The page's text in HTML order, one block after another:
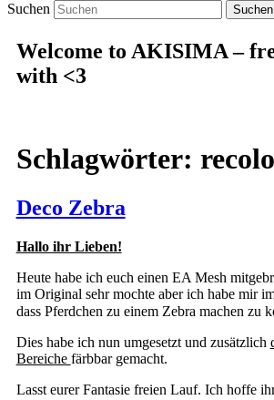
Suchen
Welcome to AKISIMA –
with <3
Schlagwörter:
Deco Zebra
Hallo ihr Lieben!
Heute habe ich euch einen EA Mesh
im Original sehr mochte aber ich habe mir
dass Pferdchen zu einem Zebra machen zu
Dies habe ich nun umgesetzt und zusätzlich
Bereiche färbbar gemacht.
Lasst eurer Fantasie freien Lauf. Ich hoffe